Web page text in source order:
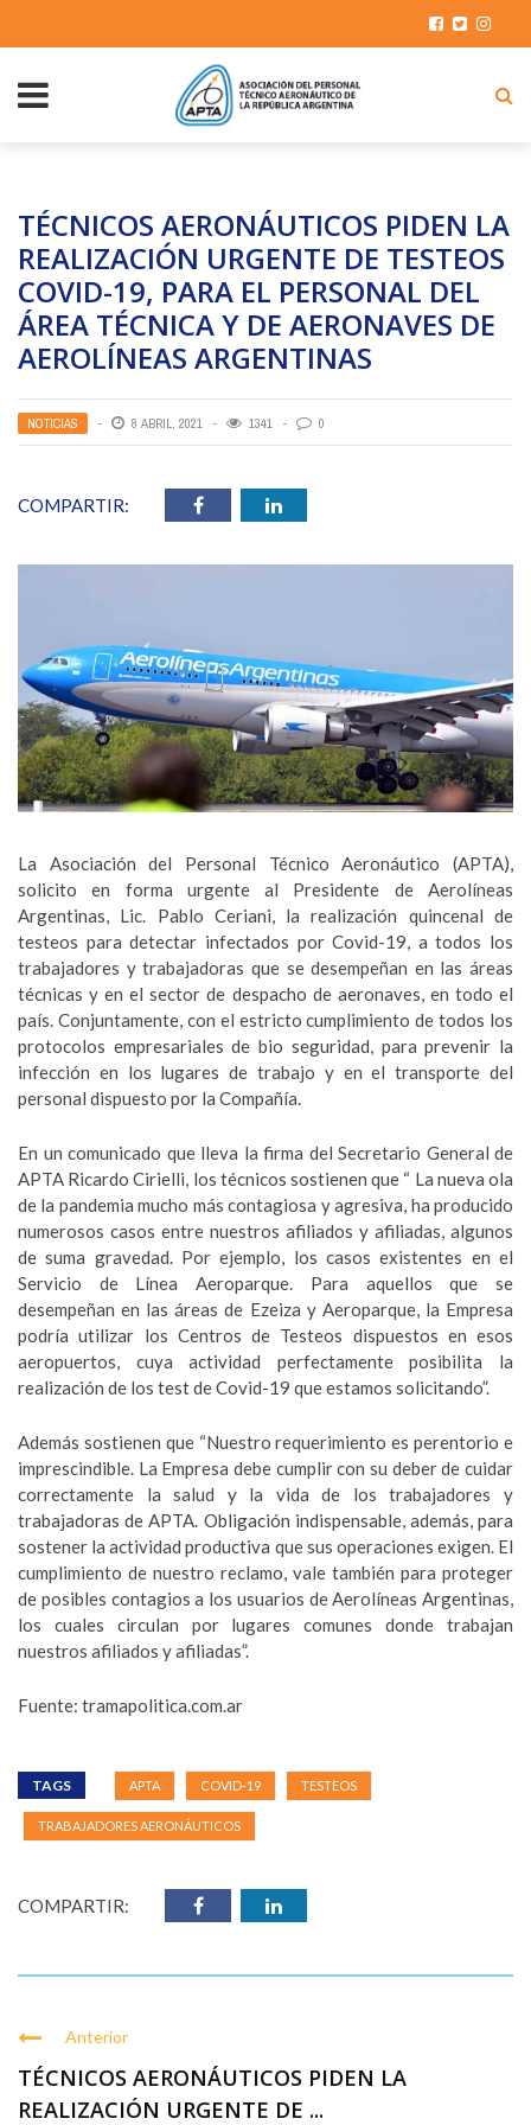
TÉCNICOS AERONÁUTICOS PIDEN LA
REALIZACIÓN URGENTE DE TESTEOS
COVID-19, PARA EL PERSONAL DEL
ÁREA TÉCNICA Y DE AERONAVES DE
AEROLÍNEAS ARGENTINAS
NOTICIAS 8 ABRIL, 2021 1341 0
COMPARTIR:
La Asociación del Personal Técnico Aeronáutico (APTA),
solicito en forma urgente al Presidente de Aerolíneas
Argentinas, Lic. Pablo Ceriani, la realización quincenal de
testeos para detectar infectados por Covid-19, a todos los
trabajadores y trabajadoras que se desempeñan en las áreas
técnicas y en el sector de despacho de aeronaves, en todo el
país. Conjuntamente, con el estricto cumplimiento de todos los
protocolos empresariales de bio seguridad, para prevenir la
infección en los lugares de trabajo y en el transporte del
personal dispuesto por la Compañía.
En un comunicado que lleva la firma del Secretario General de
APTA Ricardo Cirielli, los técnicos sostienen que “ La nueva ola
de la pandemia mucho más contagiosa y agresiva, ha producido
numerosos casos entre nuestros afiliados y afiliadas, algunos
de suma gravedad. Por ejemplo, los casos existentes en el
Servicio de Línea Aeroparque. Para aquellos que se
desempeñan en las áreas de Ezeiza y Aeroparque, la Empresa
podría utilizar los Centros de Testeos dispuestos en esos
aeropuertos, cuya actividad perfectamente posibilita la
realización de los test de Covid-19 que estamos solicitando”.
Además sostienen que “Nuestro requerimiento es perentorio e
imprescindible. La Empresa debe cumplir con su deber de cuidar
correctamente la salud y la vida de los trabajadores y
trabajadoras de APTA. Obligación indispensable, además, para
sostener la actividad productiva que sus operaciones exigen. El
cumplimiento de nuestro reclamo, vale también para proteger
de posibles contagios a los usuarios de Aerolíneas Argentinas,
los cuales circulan por lugares comunes donde trabajan
nuestros afiliados y afiliadas”.
Fuente: tramapolitica.com.ar
TAGS APTA COVID-19 TESTEOS
TRABAJADORES AERONÁUTICOS
COMPARTIR:
Anterior
TÉCNICOS AERONÁUTICOS PIDEN LA
REALIZACIÓN URGENTE DE ...